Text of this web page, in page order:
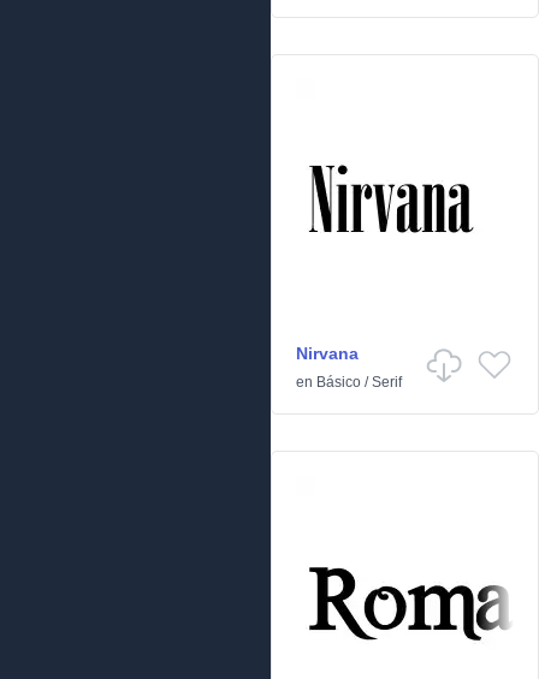
Nirvana
en Básico /Serif